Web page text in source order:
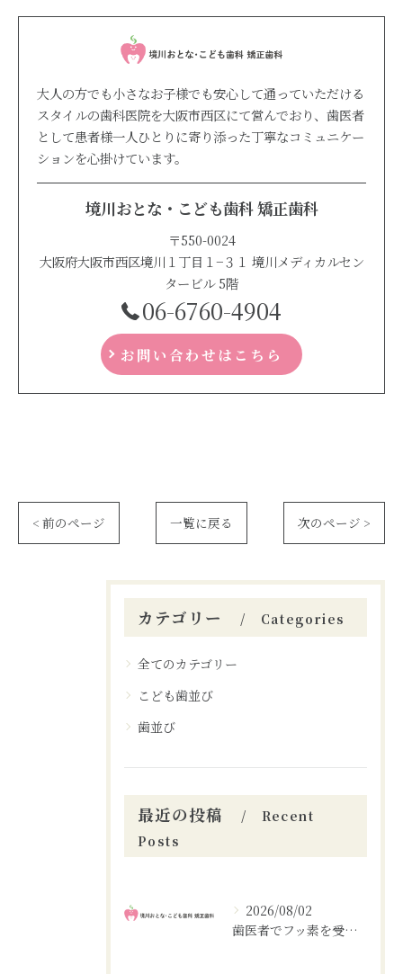
大人の方でも小さなお子様でも安心して通っていただける
スタイルの歯科医院を大阪市西区にて営んでおり、歯医者
として患者様一人ひとりに寄り添った丁寧なコミュニケー
ションを心掛けています。
境川おとな・こども歯科 矯正歯科
〒550-0024
大阪府大阪市西区境川１丁目１−３１ 境川メディカルセン
タービル 5階
06-6760-4904
お問い合わせはこちら
< 前のページ 一覧に戻る 次のページ >
カテゴリー Categories
全てのカテゴリー
こども歯並び
歯並び
最近の投稿
Recent
Posts
2026/08/02
歯医者でフッ素を受ける大阪府大阪市大阪市生野区の相場や選び方と虫歯予防のポイント